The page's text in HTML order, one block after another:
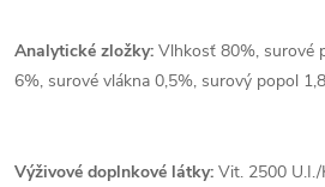
Analytické zložky: Vlhkosť 80%, surové
6%, surové vlákna 0,5%, surový popol
Výživové doplnkové látky: Vit. 2500